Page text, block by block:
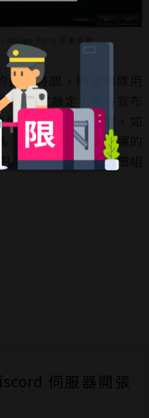
Mango Party 芒果派對
這段時間，開發團隊用
日正式敲定，官方宣布
去開發過的遊戲，如
恩諾伊 交織世界命運的
夢魔醬》將推出特價組
伺服器開張